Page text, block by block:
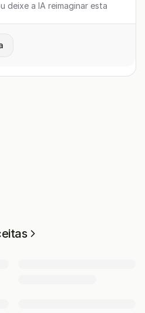
deixe a IA reimaginar esta